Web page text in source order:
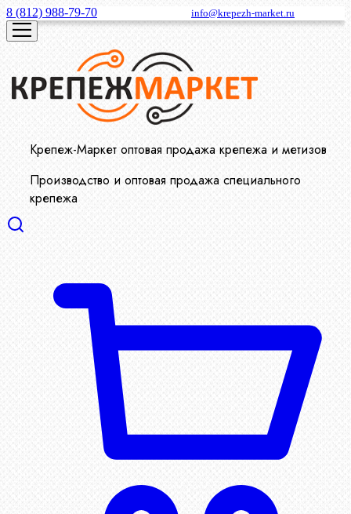
8 (812) 988-79-70 info@krepezh-market.ru
Крепеж-Маркет оптовая продажа крепежа и метизов
Производство и оптовая продажа специального
крепежа